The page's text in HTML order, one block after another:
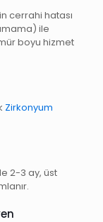
cerrahi hatası
ile
boyu hizmet
Zirkonyum
2-3 ay, üst